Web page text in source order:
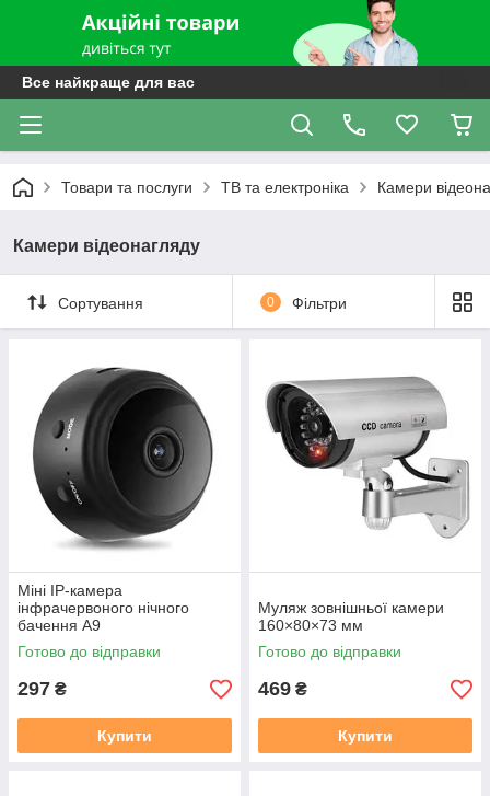
Все найкраще для вас
Товари та послуги ТВ та електроніка Камери
Камери відеонагляду
Сортування 0 Фільтри
Міні IP-камера
інфрачервоного нічного
бачення A9
Готово до відправки
297 ₴
Купити
Муляж зовнішньої камери
160×80×73 мм
Готово до відправки
469 ₴
Купити